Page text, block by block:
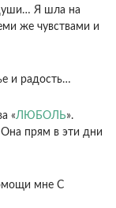
Я шла на
же чувствами и
и радость…
«ЛЮБОЛЬ».
Она прям в эти дни
мне С